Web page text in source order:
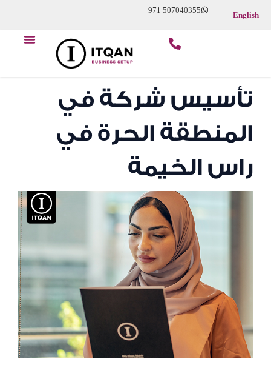
content
English
+971 507040355
Menu
تأسيس شركة في
المنطقة الحرة في
راس الخيمة